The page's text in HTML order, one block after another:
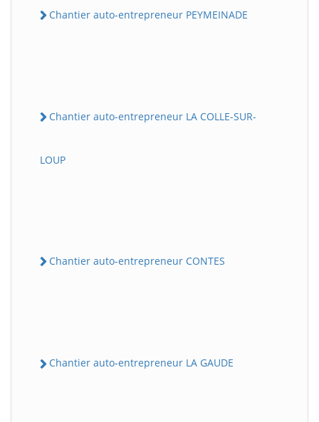
Chantier auto-entrepreneur PEYMEINADE
Chantier auto-entrepreneur LA COLLE-SUR-
LOUP
Chantier auto-entrepreneur CONTES
Chantier auto-entrepreneur LA GAUDE